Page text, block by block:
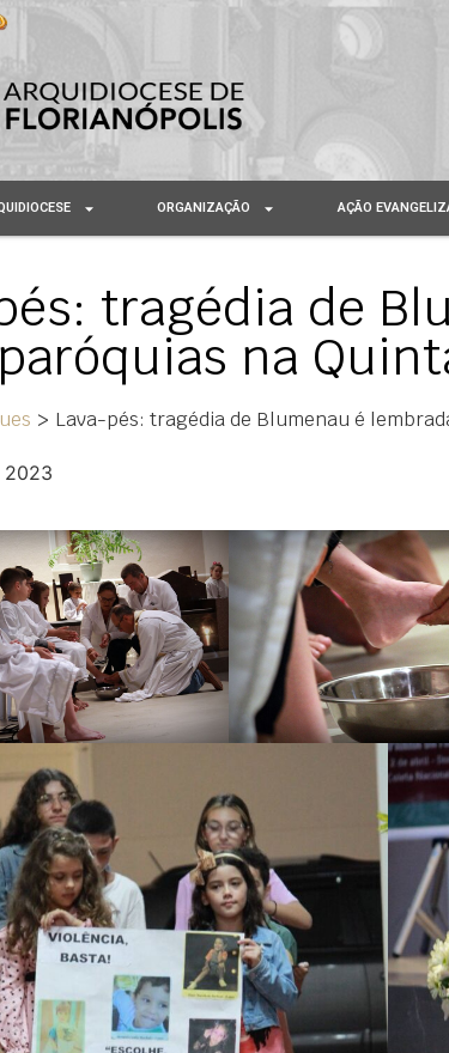
ORGANIZAÇÃO AÇÃO
tragédia de
na
> Lava-pés: tragédia de Blumenau é
2023